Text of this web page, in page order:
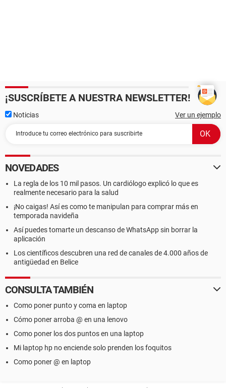
¡SUSCRÍBETE A NUESTRA NEWSLETTER!
Noticias Ver un ejemplo
NOVEDADES
La regla de los 10 mil pasos. Un cardiólogo explicó lo que es
realmente necesario para la salud
¡No caigas! Así es como te manipulan para comprar más en
temporada navideña
Así puedes tomarte un descanso de WhatsApp sin borrar la
aplicación
Los científicos descubren una red de canales de 4.000 años de
antigüedad en Belice
CONSULTA TAMBIÉN
Como poner punto y coma en laptop
Cómo poner arroba @ en una lenovo
Como poner los dos puntos en una laptop
Mi laptop hp no enciende solo prenden los foquitos
Como poner @ en laptop